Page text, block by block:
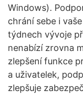
Windows).
chrání sebe i
týdnech vývoje
nenabízí zrovna
zlepšení funkce
a uživatelek,
zlepšuje